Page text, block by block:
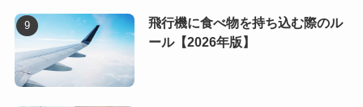
飛行機に食べ物を持ち込む際のル
ール【2026年版】